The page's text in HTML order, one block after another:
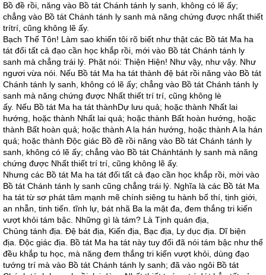
Bồ đề rồi, năng vào Bồ tát Chánh tánh ly sanh, không có lẽ ấy;
chẳng vào Bồ tát Chánh tánh ly sanh mà năng chứng được nhất thiết
trítrí, cũng không lẽ ấy.
Bạch Thế Tôn! Làm sao khiến tôi rõ biết như thật các Bồ tát Ma ha
tát đối tất cả đạo cần học khắp rồi, mới vào Bồ tát Chánh tánh ly
sanh mà chẳng trái lý. Phật nói: Thiện Hiện! Như vậy, như vậy. Như
ngươi vừa nói. Nếu Bồ tát Ma ha tát thành đệ bát rồi năng vào Bồ tát
Chánh tánh ly sanh, không có lẽ ấy; chẳng vào Bồ tát Chánh tánh ly
sanh mà năng chứng được Nhất thiết trí trí, cũng không lè
ấy. Nếu Bồ tát Ma ha tát thànhDự lưu quả; hoặc thành Nhất lai
hướng, hoặc thành Nhất lai quả; hoặc thành Bất hoàn hướng, hoặc
thành Bất hoàn quả; hoặc thành A la hán hướng, hoặc thành A la hán
quả; hoặc thành Độc giác Bồ đề rồi năng vào Bồ tát Chánh tánh ly
sanh, không có lẽ ấy; chẳng vào Bồ tát Chánhtánh ly sanh mà năng
chứng được Nhất thiết trí trí, cũng không lẽ ấy.
Nhưng các Bồ tát Ma ha tát đối tất cả đạo cần học khắp rồi, mời vào
Bồ tát Chánh tánh ly sanh cũng chẳng trái lý. Nghĩa là các Bồ tát Ma
ha tát từ sơ phát tâm mạnh mẽ chính siêng tu hành bố thí, tịnh giới,
an nhẫn, tinh tiến. tĩnh lự, bát nhã Ba la mật đa, đem thắng tri kiến
vượt khỏi tám bậc. Những gì là tám? Là Tịnh quán địa,
Chủng tánh địa. Đệ bát địa, Kiến địa, Bạc địa, Ly dục địa. Dĩ biện
địa. Độc giác địa. Bồ tát Ma ha tát này tuy đối đã nói tám bậc như thế
đều khắp tu học, mà năng đem thắng tri kiến vượt khỏi, dùng đạo
tướng trí mà vào Bồ tát Chánh tánh ly sanh; đã vào ngôi Bồ tát